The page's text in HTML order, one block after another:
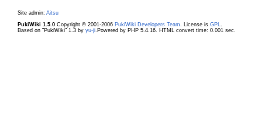
Site admin: Aitsu
PukiWiki 1.5.0Copyright © 2001-2006 PukiWiki Developers Team . License is GPL
Based on "PukiWiki" 1.3 by yu-ji.Powered by PHP 5.4.16. HTML convert time: 0.001 sec.